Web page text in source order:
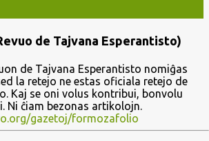
de Tajvana Esperantisto)
de Tajvana Esperantisto nomiĝas
la retejo ne estas oficiala retejo de
Kaj se oni volus kontribui, bonvolu
Ni ĉiam bezonas artikolojn.
gazetoj/formozafolio